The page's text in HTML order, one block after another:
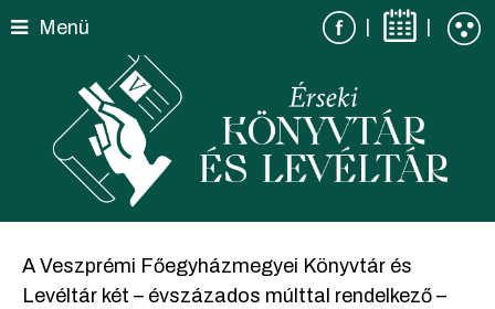
Menü | |
A Veszprémi Főegyházmegyei Könyvtár és
Levéltár két – évszázados múlttal rendelkező –